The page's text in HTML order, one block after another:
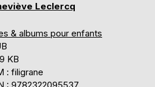
Leclercq
& albums pour enfants
KB
: filigrane